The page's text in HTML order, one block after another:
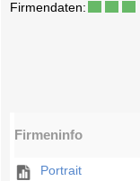
Firmendaten:
Firmeninfo
Portrait